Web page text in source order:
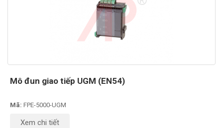
Mô đun giao tiếp UGM (EN54)
Mã: FPE-5000-UGM
Xem chi tiết